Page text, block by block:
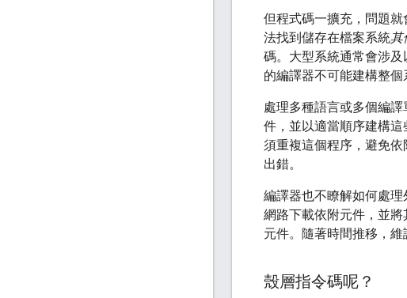
但程式碼一擴充，問題就
法找到儲存在檔案系統其
碼。大型系統通常會涉
的編譯器不可能建構整個
處理多種語言或多個編
件，並以適當順序建構
須重複這個程序，避免
出錯。
編譯器也不瞭解如何處
網路下載依附元件，並將
元件。隨著時間推移，維
殼層指令碼呢？